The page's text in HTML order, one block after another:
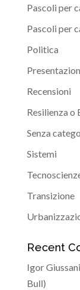
Pascoli per
Pascoli per
Politica
Recensioni
Resilienza o
Senza
Sistemi
Transizione
Recent
Igor Giussani
Bull)